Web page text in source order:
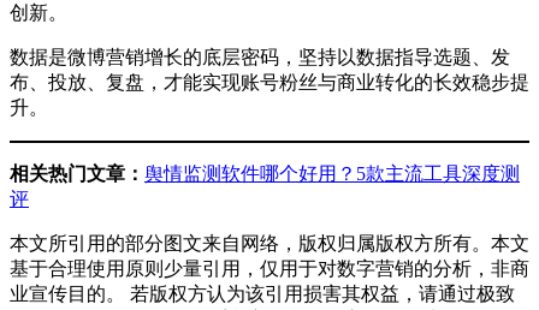
创新。
数据是微博营销增长的底层密码，坚持以数据指导选题、发
布、投放、复盘，才能实现账号粉丝与商业转化的长效稳步提
升。
相关热门文章： 舆情监测软件哪个好用？5款主流工具深度测
评
本文所引用的部分图文来自网络，版权归属版权方所有。本文
基于合理使用原则少量引用，仅用于对数字营销的分析，非商
业宣传目的。 若版权方认为该引用损害其权益，请通过极致